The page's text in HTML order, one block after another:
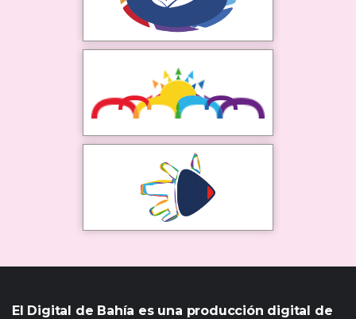
El Digital de Bahía es una producción digital de